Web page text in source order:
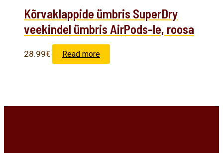
Kõrvaklappide ümbris SuperDry
veekindel ümbris AirPods-le, roosa
28.99€ Read more